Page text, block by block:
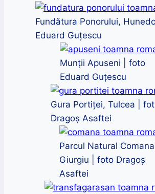
Fundătura Ponorului,
Eduard Guțescu
Munții Apuseni | foto
Eduard Guțescu
Gura Portiței, Tulcea |
Dragoș Asaftei
Parcul Natural
Giurgiu | foto Dragoș
Asaftei